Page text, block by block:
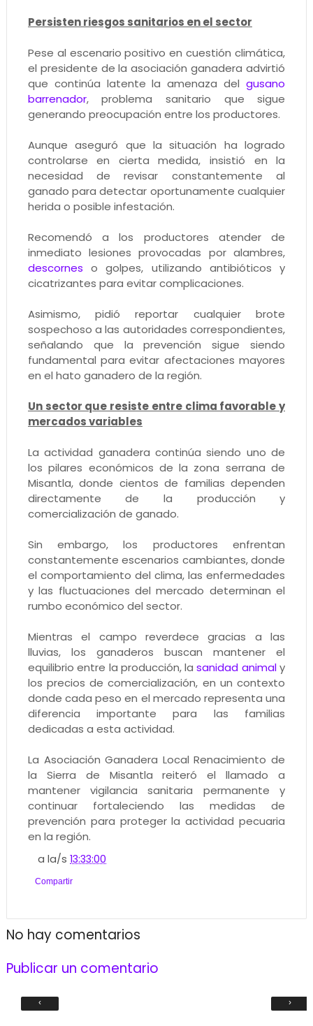
Persisten riesgos sanitarios en el sector
Pese al escenario positivo en cuestión climática,
el presidente de la asociación ganadera advirtió
que continúa latente la amenaza delgusano
barrenador, problema sanitario que sigue
generando preocupación entre los productores.
Aunque aseguró que la situación ha logrado
controlarse en cierta medida, insistió en la
necesidad de revisar constantemente al
ganado para detectar oportunamente cualquier
herida o posible infestación.
Recomendó a los productores atender de
inmediato lesiones provocadas por alambres,
descornes o golpes, utilizando antibióticos y
cicatrizantes para evitar complicaciones.
Asimismo, pidió reportar cualquier brote
sospechoso a las autoridades correspondientes,
señalando que la prevención sigue siendo
fundamental para evitar afectaciones mayores
en el hato ganadero de la región.
Un sector que resiste entre clima favorable y
mercados variables
La actividad ganadera continúa siendo uno de
los pilares económicos de la zona serrana de
Misantla, donde cientos de familias dependen
directamente de la producción y
comercialización de ganado.
Sin embargo, los productores enfrentan
constantemente escenarios cambiantes, donde
el comportamiento del clima, las enfermedades
y las fluctuaciones del mercado determinan el
rumbo económico del sector.
Mientras el campo reverdece gracias a las
lluvias, los ganaderos buscan mantener el
equilibrio entre la producción, lasanidad animaly
los precios de comercialización, en un contexto
donde cada peso en el mercado representa una
diferencia importante para las familias
dedicadas a esta actividad.
La Asociación Ganadera Local Renacimiento de
la Sierra de Misantla reiteró el llamado a
mantener vigilancia sanitaria permanente y
continuar fortaleciendo las medidas de
prevención para proteger la actividad pecuaria
en la región.
a la/s13:33:00
Compartir
No hay comentarios
Publicar un comentario
‹ ›